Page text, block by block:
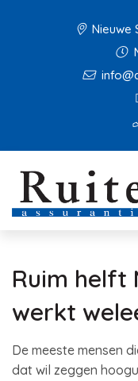
Nieuwe
Ruim helft
werkt
De meeste mensen
dat wil zeggen